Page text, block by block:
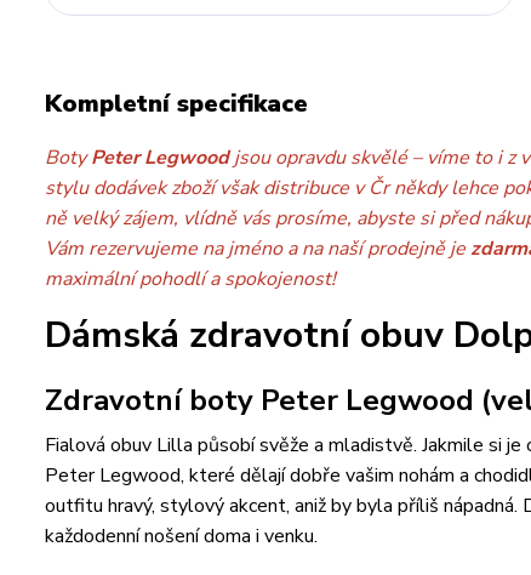
Kompletní specifikace
BotyPeter Legwoodjsou opravdu skvělé – víme to i z
stylu dodávek zboží však distribuce v Čr někdy lehce
ně velký zájem, vlídně vás prosíme, abyste si před
Vám rezervujeme na jméno a na naší prodejně je
maximální pohodlí a spokojenost!
Dámská zdravotní obuv
Zdravotní boty Peter Legwood
Fialová obuv Lilla působí svěže a mladistvě. Jakmile si
Peter Legwood, které dělají dobře vašim nohám a
outfitu hravý, stylový akcent, aniž by byla příliš nápadná.
každodenní nošení doma i venku.